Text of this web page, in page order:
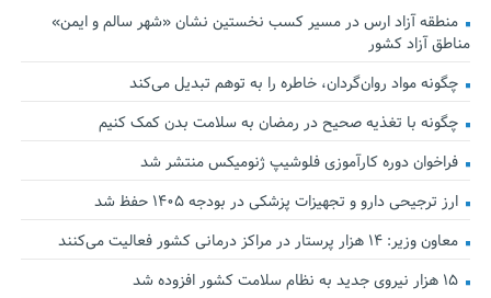
منطقه آزاد ارس در مسیر کسب نخستین نشان «شهر سالم و ایمن»
مناطق آزاد کشور
چگونه مواد روان‌گردان، خاطره را به توهم تبدیل می‌کند
چگونه با تغذیه صحیح در رمضان به سلامت بدن کمک کنیم
فراخوان دوره کارآموزی فلوشیپ ژنومیکس منتشر شد
ارز ترجیحی دارو و تجهیزات پزشکی در بودجه ۱۴۰۵ حفظ شد
معاون وزیر: ۱۴ هزار پرستار در مراکز درمانی کشور فعالیت می‌کنند
۱۵ هزار نیروی جدید به نظام سلامت کشور افزوده شد